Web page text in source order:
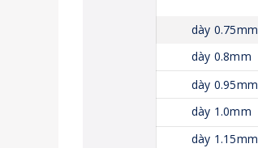
dày 0.75mm
dày 0.8mm
dày 0.95mm
dày 1.0mm
dày 1.15mm